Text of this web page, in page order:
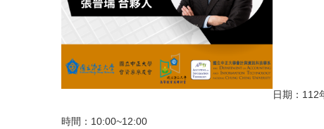
日期：112
時間：10:00~12:00